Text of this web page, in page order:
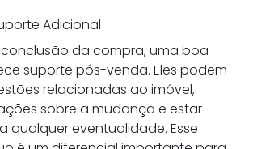
Adicional
da compra, uma boa
suporte pós-venda. Eles podem
relacionadas ao imóvel,
sobre a mudança e estar
qualquer eventualidade. Esse